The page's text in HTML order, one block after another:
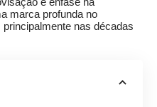
marca profunda no
principalmente nas décadas